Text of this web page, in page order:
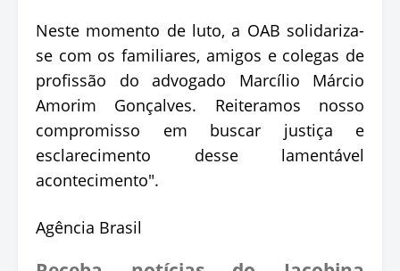
Neste momento de luto, a OAB solidariza-
se com os familiares, amigos e colegas de
profissão do advogado Marcílio Márcio
Amorim Gonçalves. Reiteramos nosso
compromisso em buscar justiça e
esclarecimento desse lamentável
acontecimento".
Agência Brasil